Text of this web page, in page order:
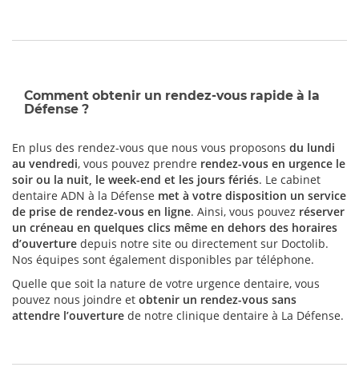
Comment obtenir un rendez-vous rapide à la
Défense ?
En plus des rendez-vous que nous vous proposons du lundi
au vendredi, vous pouvez prendre rendez-vous en urgence le
soir ou la nuit, le week-end et les jours fériés. Le cabinet
dentaire ADN à la Défense met à votre disposition un service
de prise de rendez-vous en ligne. Ainsi, vous pouvez réserver
un créneau en quelques clics même en dehors des horaires
d’ouverture depuis notre site ou directement sur Doctolib.
Nos équipes sont également disponibles par téléphone.
Quelle que soit la nature de votre urgence dentaire, vous
pouvez nous joindre et obtenir un rendez-vous sans
attendre l’ouverture de notre clinique dentaire à La Défense.